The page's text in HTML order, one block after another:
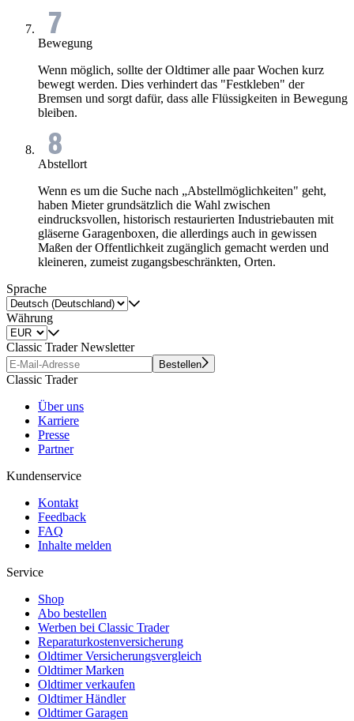
Bewegung
Wenn möglich, sollte der Oldtimer alle paar Wochen kurz
bewegt werden. Dies verhindert das "Festkleben" der
Bremsen und sorgt dafür, dass alle Flüssigkeiten in Bewegung
bleiben.
Abstellort
Wenn es um die Suche nach „Abstellmöglichkeiten" geht,
haben Mieter grundsätzlich die Wahl zwischen
eindrucksvollen, historisch restaurierten Industriebauten mit
gläserne Garagenboxen, die allerdings auch in gewissen
Maßen der Offentlichkeit zugänglich gemacht werden und
kleineren, zumeist zugangsbeschränkten, Orten.
Sprache
Währung
Classic Trader Newsletter
Bestellen
Classic Trader
Über uns
Karriere
Presse
Partner
Kundenservice
Kontakt
Feedback
FAQ
Inhalte melden
Service
Shop
Abo bestellen
Werben bei Classic Trader
Reparaturkostenversicherung
Oldtimer Versicherungsvergleich
Oldtimer Marken
Oldtimer verkaufen
Oldtimer Händler
Oldtimer Garagen